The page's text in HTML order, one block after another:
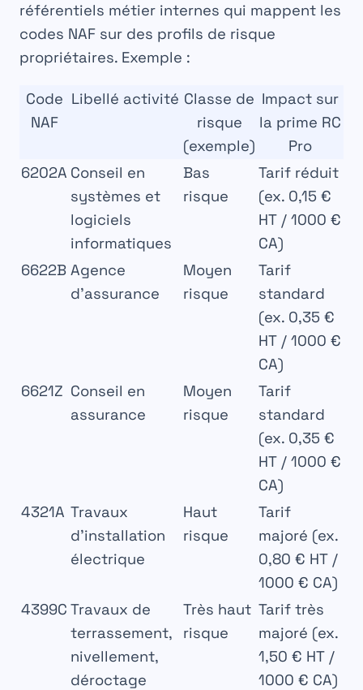
référentiels métier internes qui mappent les
codes NAF sur des profils de risque
propriétaires. Exemple :
Code
NAF
Libellé activité Classe de
risque
(exemple)
Impact sur
la prime RC
Pro
6202A Conseil en
systèmes et
logiciels
informatiques
Bas
risque
Tarif réduit
(ex. 0,15 €
HT / 1000 €
CA)
6622B Agence
d’assurance
Moyen
risque
Tarif
standard
(ex. 0,35 €
HT / 1000 €
CA)
6621Z Conseil en
assurance
Moyen
risque
Tarif
standard
(ex. 0,35 €
HT / 1000 €
CA)
4321A Travaux
d’installation
électrique
Haut
risque
Tarif
majoré (ex.
0,80 € HT /
1000 € CA)
4399C Travaux de
terrassement,
nivellement,
déroctage
Très haut
risque
Tarif très
majoré (ex.
1,50 € HT /
1000 € CA)